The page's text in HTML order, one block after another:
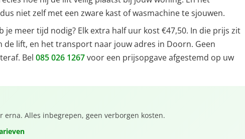
niet zelf met een zware kast of wasmachine te sjouwen.
je meer tijd nodig? Elk extra half uur kost €47,50. In die prijs zit
lift, en het transport naar jouw adres in Doorn. Geen
Bel 085 026 1267voor een prijsopgave afgestemd op uw
Alles inbegrepen, geen verborgen kosten.